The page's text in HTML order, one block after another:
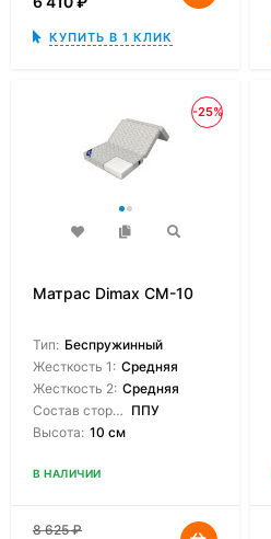
КУПИТЬ В 1 КЛИК
-25%
Матрас Dimax СМ-10
Тип: Беспружинный
Жесткость 1: Средняя
Жесткость 2: Средняя
Состав сторон: ППУ
Высота: 10 см
В НАЛИЧИИ
8 625₽